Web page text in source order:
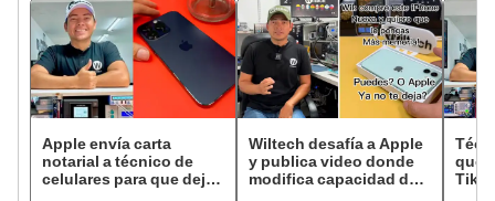
Apple envía carta
notarial a técnico de
celulares para que deje
Wiltech desafía a Apple
y publica video donde
modifica capacidad de
que